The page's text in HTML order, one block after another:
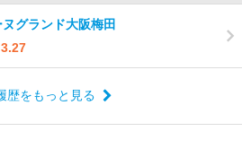
グランド大阪梅田
3.27
歴をもっと見る